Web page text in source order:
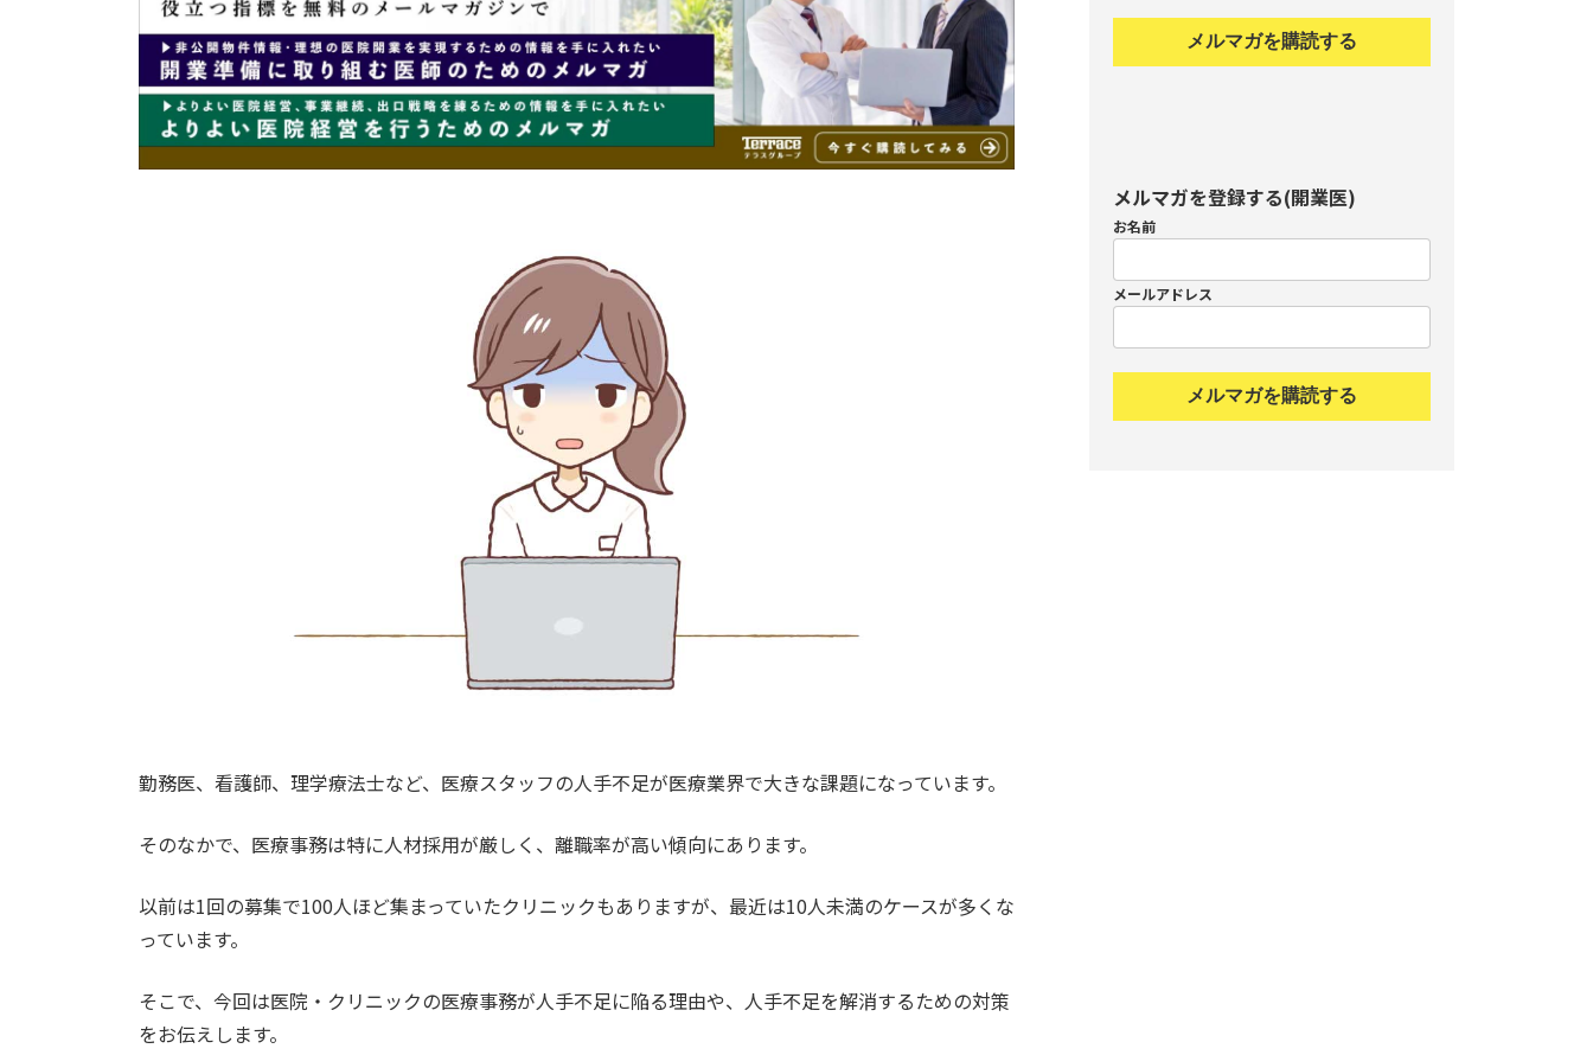
勤務医、看護師、理学療法士など、医療スタッフの人手不足が医療業界で大きな課題になっています。
そのなかで、医療事務は特に人材採用が厳しく、離職率が高い傾向にあります。
以前は1回の募集で100人ほど集まっていたクリニックもありますが、最近は10人未満のケースが多くな
っています。
そこで、今回は医院・クリニックの医療事務が人手不足に陥る理由や、人手不足を解消するための対策
をお伝えします。
メルマガを購読する
メルマガを登録する(開業医)
お名前
メールアドレス